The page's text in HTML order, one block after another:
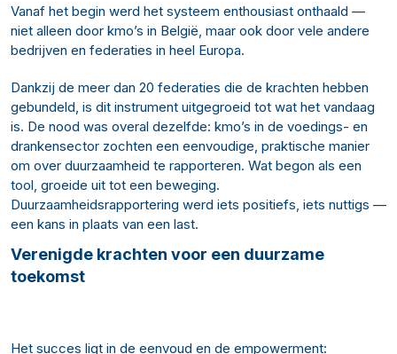
Vanaf het begin werd het systeem enthousiast onthaald —
niet alleen door kmo’s in België, maar ook door vele andere
bedrijven en federaties in heel Europa.
Dankzij de meer dan 20 federaties die de krachten hebben
gebundeld, is dit instrument uitgegroeid tot wat het vandaag
is. De nood was overal dezelfde: kmo’s in de voedings- en
drankensector zochten een eenvoudige, praktische manier
om over duurzaamheid te rapporteren. Wat begon als een
tool, groeide uit tot een beweging.
Duurzaamheidsrapportering werd iets positiefs, iets nuttigs —
een kans in plaats van een last.
Verenigde krachten voor een duurzame
toekomst
Het succes ligt in de eenvoud en de empowerment: